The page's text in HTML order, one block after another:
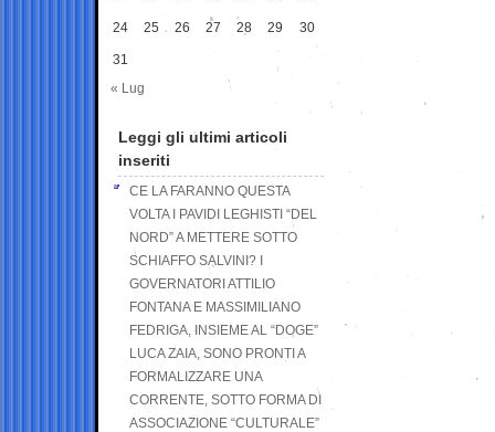
24 25 26 27 28 29 30
31
« Lug
Leggi gli ultimi articoli
inseriti
CE LA FARANNO QUESTA
VOLTA I PAVIDI LEGHISTI “DEL
NORD” A METTERE SOTTO
SCHIAFFO SALVINI? I
GOVERNATORI ATTILIO
FONTANA E MASSIMILIANO
FEDRIGA, INSIEME AL “DOGE”
LUCA ZAIA, SONO PRONTI A
FORMALIZZARE UNA
CORRENTE, SOTTO FORMA DI
ASSOCIAZIONE “CULTURALE”